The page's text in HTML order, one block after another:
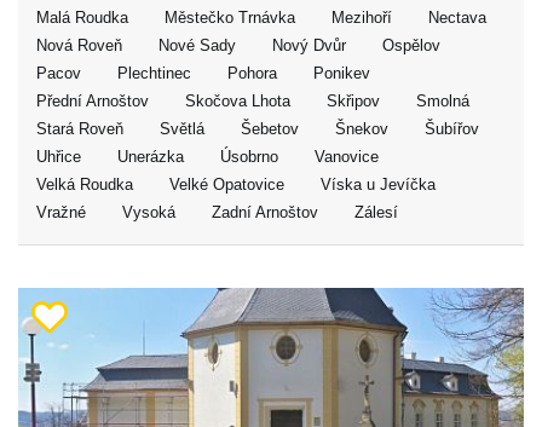
Malá Roudka
Městečko Trnávka Mezihoří
Nectava
Nová Roveň
Nové Sady Nový Dvůr
Ospělov
Pacov
Plechtinec Pohora
Ponikev
Přední Arnoštov
Skočova Lhota Skřipov
Smolná
Stará Roveň
Světlá Šebetov Šnekov
Šubířov
Uhřice
Unerázka Úsobrno
Vanovice
Velká Roudka
Velké Opatovice
Víska u Jevíčka
Vražné
Vysoká Zadní Arnoštov Zálesí